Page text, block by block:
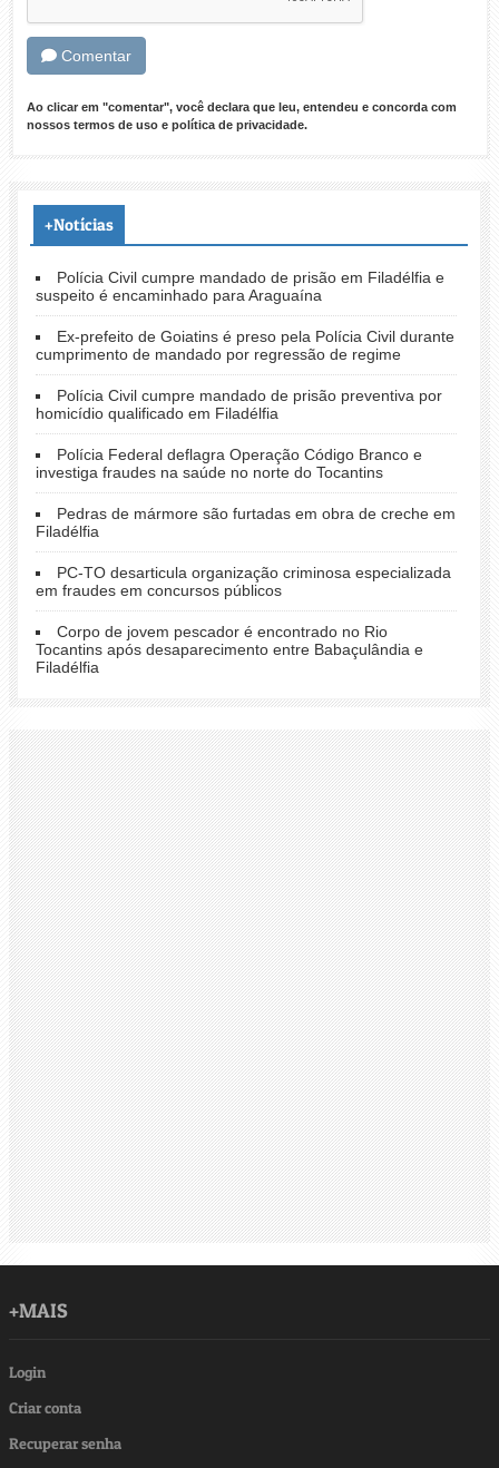
Comentar
Ao clicar em "comentar", você declara que leu, entendeu e concorda com
nossos termos de usoe política de privacidade.
+Notícias
Polícia Civil cumpre mandado de prisão em Filadélfia e
suspeito é encaminhado para Araguaína
Ex-prefeito de Goiatins é preso pela Polícia Civil durante
cumprimento de mandado por regressão de regime
Polícia Civil cumpre mandado de prisão preventiva por
homicídio qualificado em Filadélfia
Polícia Federal deflagra Operação Código Branco e
investiga fraudes na saúde no norte do Tocantins
Pedras de mármore são furtadas em obra de creche em
Filadélfia
PC-TO desarticula organização criminosa especializada
em fraudes em concursos públicos
Corpo de jovem pescador é encontrado no Rio
Tocantins após desaparecimento entre Babaçulândia e
Filadélfia
+MAIS
Login
Criar conta
Recuperar senha